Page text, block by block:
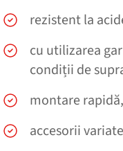
rezistent la
cu utilizarea
condiții de
montare
accesorii variate